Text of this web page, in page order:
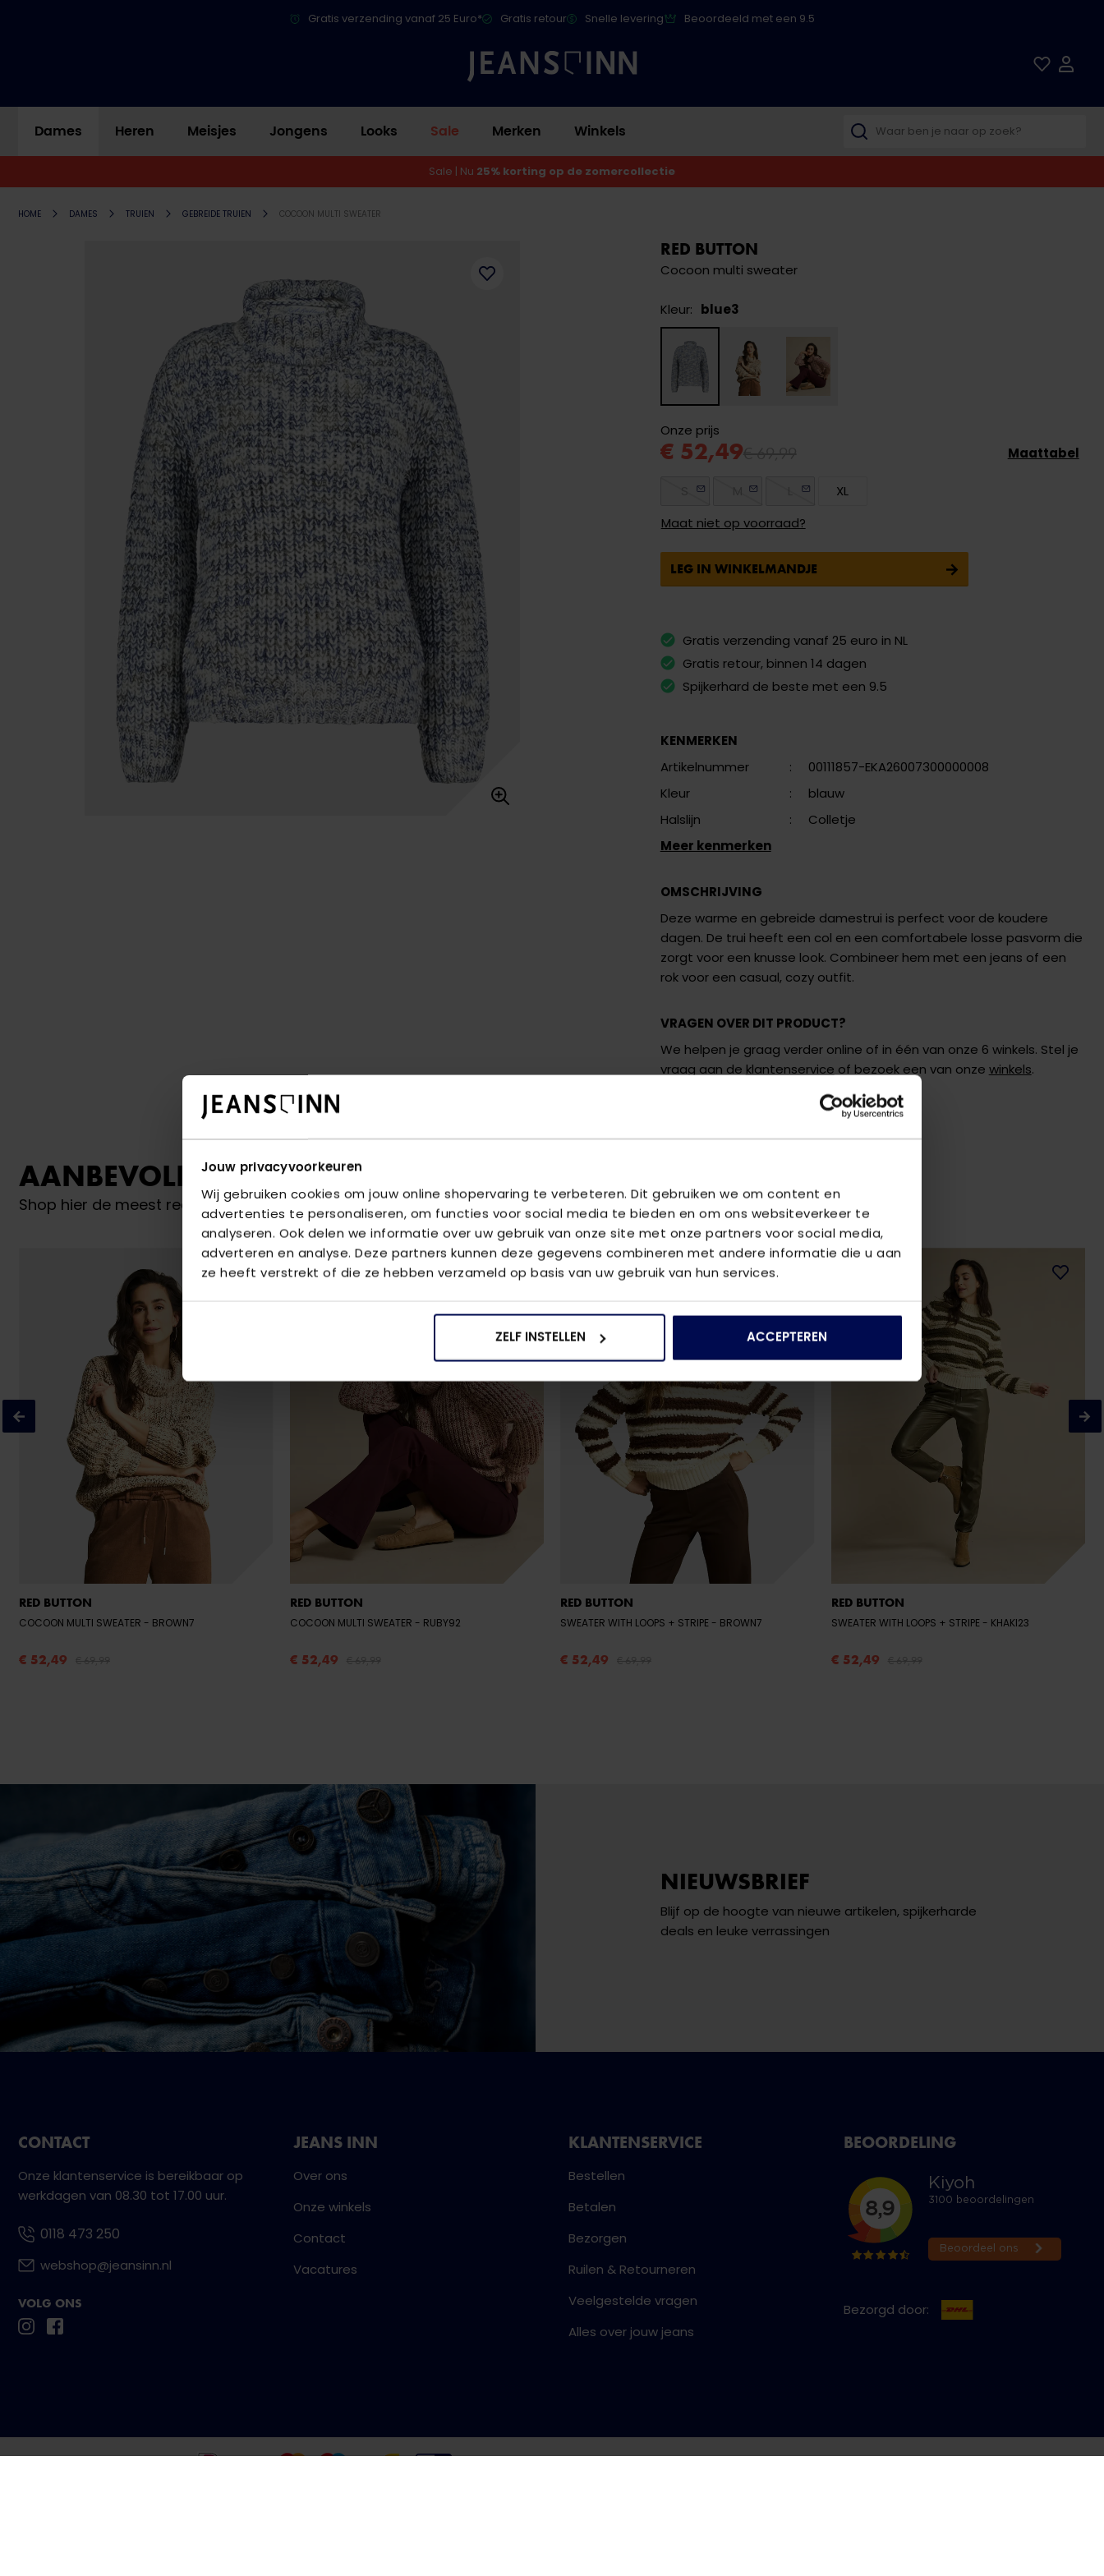
Jouw privacyvoorkeuren
Wij gebruiken cookies om jouw online shopervaring te verbeteren. Dit gebruiken we om content en
advertenties te personaliseren, om functies voor social media te bieden en om ons websiteverkeer te
analyseren. Ook delen we informatie over uw gebruik van onze site met onze partners voor social media,
adverteren en analyse. Deze partners kunnen deze gegevens combineren met andere informatie die u aan
ze heeft verstrekt of die ze hebben verzameld op basis van uw gebruik van hun services.
ZELF INSTELLEN ACCEPTEREN
Gratis verzending vanaf 25 Euro* Gratis retour Snelle levering Beoordeeld met een 9.5
Dames Heren Meisjes Jongens Looks Sale Merken Winkels
Sale | Nu 25% korting op de zomercollectie
HOME DAMES TRUIEN GEBREIDE TRUIEN COCOON MULTI SWEATER
RED BUTTON
Cocoon multi sweater
Kleur: blue3
Onze prijs
€ 52,49
XL
Maat niet op voorraad?
Maattabel
LEG IN WINKELMANDJE
Gratis verzending vanaf 25 euro in NL
Gratis retour, binnen 14 dagen
Spijkerhard de beste met een 9.5
KENMERKEN
Artikelnummer
:
00111857-EKA26007300000008
Kleur
:
blauw
Halslijn
:
Colletje
Meer kenmerken
OMSCHRIJVING
Deze warme en gebreide damestrui is perfect voor de koudere
dagen. De trui heeft een col en een comfortabele losse pasvorm die
zorgt voor een knusse look. Combineer hem met een jeans of een
rok voor een casual, cozy outfit.
VRAGEN OVER DIT PRODUCT?
We helpen je graag verder online of in één van onze 6 winkels. Stel je
vraag aan de klantenservice of bezoek een van onze winkels.
AANBEVOLEN VOOR JOU
Shop hier de meest recente items van Red Button
RED BUTTON
COCOON MULTI SWEATER - BROWN7
€ 52,49
RED BUTTON
COCOON MULTI SWEATER - RUBY92
€ 52,49
RED BUTTON
SWEATER WITH LOOPS + STRIPE - BROWN7
€ 52,49
RED BUTTON
SWEATER WITH LOOPS + STRIPE - KHAKI23
€ 52,49
NIEUWSBRIEF
Blijf op de hoogte van nieuwe artikelen, spijkerharde
deals en leuke verrassingen
CONTACT
Onze klantenservice is bereikbaar op
werkdagen van 08.30 tot 17.00 uur.
0118 473 250
webshop@jeansinn.nl
VOLG ONS
JEANS INN
Over ons
Onze winkels
Contact
Vacatures
KLANTENSERVICE
Bestellen
Betalen
Bezorgen
Ruilen & Retourneren
Veelgestelde vragen
Alles over jouw jeans
BEOORDELING
Bezorgd door:
Betaal eenvoudig en veilig met